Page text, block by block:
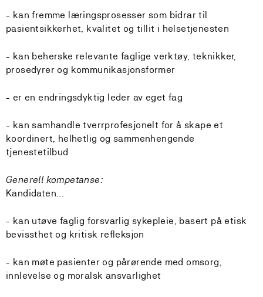
- kan fremme læringsprosesser som bidrar til
pasientsikkerhet, kvalitet og tillit i helsetjenesten
- kan beherske relevante faglige verktøy, teknikker,
prosedyrer og kommunikasjonsformer
- er en endringsdyktig leder av eget fag
- kan samhandle tverrprofesjonelt for å skape et
koordinert, helhetlig og sammenhengende
tjenestetilbud
Generell kompetanse:
Kandidaten...
- kan utøve faglig forsvarlig sykepleie, basert på etisk
bevissthet og kritisk refleksjon
- kan møte pasienter og pårørende med omsorg,
innlevelse og moralsk ansvarlighet